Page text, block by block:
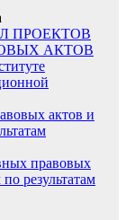
ПРОЕКТОВ
АКТОВ
актов и
правовых
результатам